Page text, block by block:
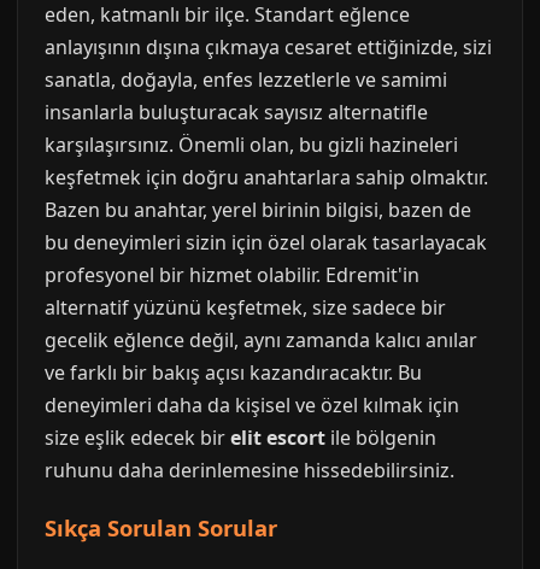
eden, katmanlı bir ilçe. Standart eğlence
anlayışının dışına çıkmaya cesaret ettiğinizde, sizi
sanatla, doğayla, enfes lezzetlerle ve samimi
insanlarla buluşturacak sayısız alternatifle
karşılaşırsınız. Önemli olan, bu gizli hazineleri
keşfetmek için doğru anahtarlara sahip olmaktır.
Bazen bu anahtar, yerel birinin bilgisi, bazen de
bu deneyimleri sizin için özel olarak tasarlayacak
profesyonel bir hizmet olabilir. Edremit'in
alternatif yüzünü keşfetmek, size sadece bir
gecelik eğlence değil, aynı zamanda kalıcı anılar
ve farklı bir bakış açısı kazandıracaktır. Bu
deneyimleri daha da kişisel ve özel kılmak için
size eşlik edecek birelit escort ile bölgenin
ruhunu daha derinlemesine hissedebilirsiniz.
Sıkça Sorulan Sorular